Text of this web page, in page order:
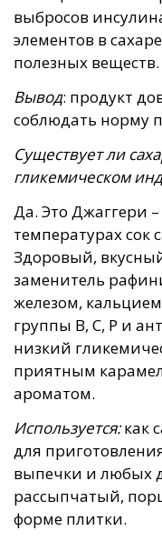
выбросов
элементов в
полезных веществ.
Вывод: продукт
соблюдать норму
Существует ли
гликемическом
Да. Это Джаггери
температурах сок
Здоровый,
заменитель
железом,
группы В, С, Р и
низкий
приятным
ароматом.
Используется:как
для
выпечки и любых
рассыпчатый,
форме плитки.